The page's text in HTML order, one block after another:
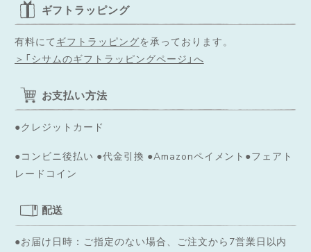
ギフトラッピング
有料にて ギフトラッピングを承っております。
＞「シサムのギフトラッピングページ」へ
お支払い方法
●クレジットカード
●コンビニ後払い ●代金引換 ●Amazonペイメント●フェアト
レードコイン
配送
●お届け日時：ご指定のない場合、ご注文から7営業日以内